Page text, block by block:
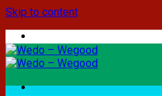
Skip to content